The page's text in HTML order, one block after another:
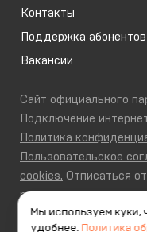
Контакты
Поддержка абонентов
Вакансии
Сайт официального
Подключение
Политика
Пользовательское
cookies. Отписаться
рассылокот данного
Мы используем куки,
удобнее. Политика